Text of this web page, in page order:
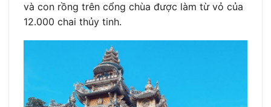
và con rồng trên cổng chùa được làm từ vỏ của
12.000 chai thủy tinh.